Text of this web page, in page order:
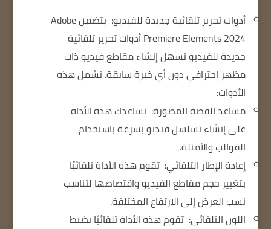
أدوات تحرير تلقائية جديدة للفيديو:
يتضمن Adobe
Premiere Elements 2024 أدوات تحرير تلقائية
جديدة للفيديو تسهل إنشاء مقاطع فيديو ذات
مظهر احترافي دون أي خبرة سابقة.تشمل هذه
الأدوات:
مساعد القصة المصورة: تساعدك هذه الأداة
على إنشاء تسلسل فيديو بسرعة باستخدام
القوالب والأمثلة.
إعادة الإطار التلقائي: تقوم هذه الأداة تلقائيًا
بتغيير حجم مقاطع الفيديو واقتصاصها لتناسب
نسب العرض إلى الارتفاع المختلفة.
اللون التلقائي: تقوم هذه الأداة تلقائيًا بضبط